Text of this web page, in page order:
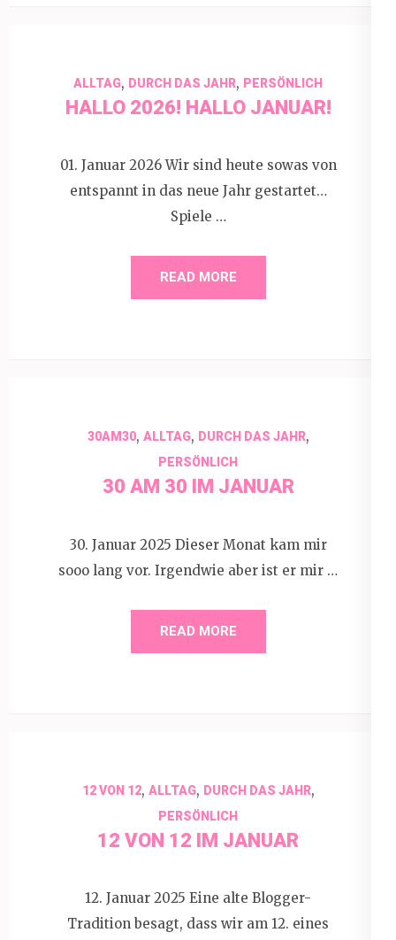
ALLTAG, DURCH DAS JAHR, PERSÖNLICH
HALLO 2026! HALLO JANUAR!
01. Januar 2026 Wir sind heute sowas von
entspannt in das neue Jahr gestartet…
Spiele …
READ MORE
30AM30, ALLTAG, DURCH DAS JAHR,
PERSÖNLICH
30 AM 30 IM JANUAR
30. Januar 2025 Dieser Monat kam mir
sooo lang vor. Irgendwie aber ist er mir …
READ MORE
12 VON 12, ALLTAG, DURCH DAS JAHR,
PERSÖNLICH
12 VON 12 IM JANUAR
12. Januar 2025 Eine alte Blogger-
Tradition besagt, dass wir am 12. eines